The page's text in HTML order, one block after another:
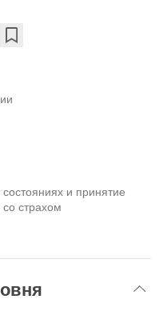
и принятие
страхом